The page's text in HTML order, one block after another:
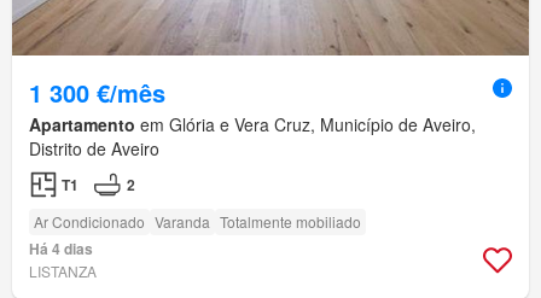
1 300 €/mês
Apartamento em Glória e Vera Cruz, Município de Aveiro,
Distrito de Aveiro
T1 2
Ar Condicionado Varanda Totalmente mobiliado
Há 4 dias
LISTANZA